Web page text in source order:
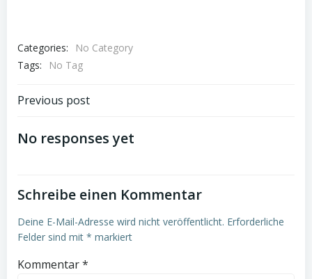
Categories:
No Category
Tags:
No Tag
Post
navigation
Previous post
No responses yet
Schreibe einen Kommentar
Deine E-Mail-Adresse wird nicht veröffentlicht. Erforderliche
Felder sind mit * markiert
Kommentar*